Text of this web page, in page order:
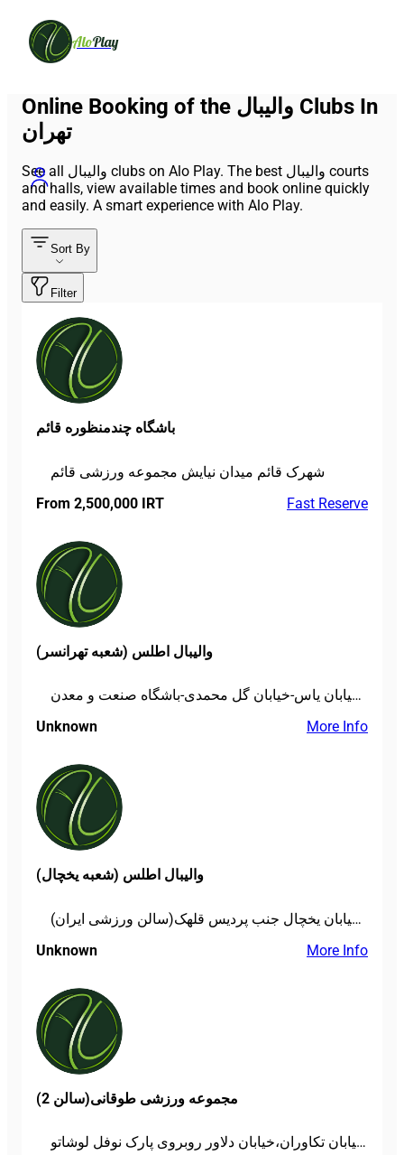
AloPlay
Online Booking of the والیبال Clubs In
تهران
See all والیبال clubs on Alo Play. The best والیبال courts
and halls, view available times and book online quickly
and easily. A smart experience with Alo Play.
Sort By
Filter
باشگاه چندمنظوره قائم
شهرک قائم میدان نیایش مجموعه ورزشی قائم
From 2,500,000 IRT
Fast Reserve
والیبال اطلس (شعبه تهرانسر)
بلوارتهرانسر-خیابان یاس-خیابان گل محمدی-باشگاه صنعت و معدن
Unknown
More Info
والیبال اطلس (شعبه یخچال)
قلهک خیابان یخچال جنب پردیس قلهک(سالن ورزشی ایران)
Unknown
More Info
مجموعه ورزشی طوقانی(سالن 2)
رسالت،خیابان دلاوران،خیابان تکاوران،خیابان دلاور روبروی پارک نوفل لوشاتو